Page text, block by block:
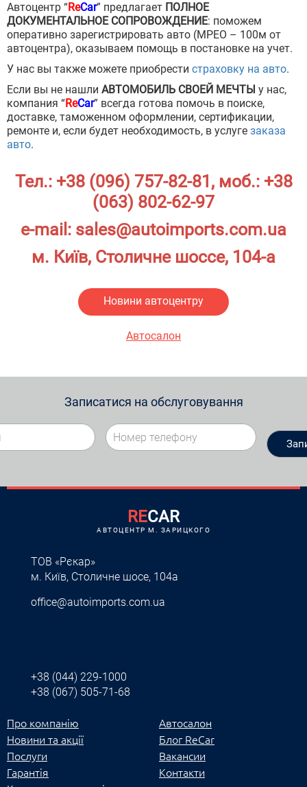
Автоцентр “ReCar” предлагает ПОЛНОЕ
ДОКУМЕНТАЛЬНОЕ СОПРОВОЖДЕНИЕ: поможем
оперативно зарегистрировать авто (МРЕО – 100м от
автоцентра), оказываем помощь в постановке на учет.
У нас вы также можете приобрести страховку на авто.
Если вы не нашли АВТОМОБИЛЬ СВОЕЙ МЕЧТЫ у нас,
компания “ReCar” всегда готова помочь в поиске,
доставке, таможенном оформлении, сертификации,
ремонте и, если будет необходимость, в услуге заказа
авто.
Тел.: +38 (096) 757-82-81 , моб.: +38
(063) 802-62-97
e-mail: sales@autoimports.com.ua
м. Київ, Столичне шоссе, 104-а
Новини автоцентру
Автосалон
Записатися на обслуговування
RECAR
АВТОЦЕНТР M. ЗАРИЦКОГО
ТОВ «Рєкар»
м. Київ, Столичне шосе, 104а
office@autoimports.com.ua
+38 (044) 229-1000
+38 (067) 505-71-68
Про компанію
Новини та акції
Послуги
Гарантія
Автосалон
Блог ReCar
Вакансии
Контакти